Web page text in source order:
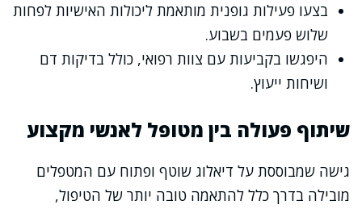
בצעו פעילות גופנית מותאמת ליכולות האישיות לפחות
שלוש פעמים בשבוע.
היפגשו בקביעות עם צוות רפואי, כולל בדיקות דם
ושיחות ייעוץ.
שיתוף פעולה בין מטופל לאנשי מקצוע
גישה שמבוססת על דיאלוג שוטף ופתוח עם המטפלים
מובילה בדרך כלל להתאמה טובה יותר של הטיפול,